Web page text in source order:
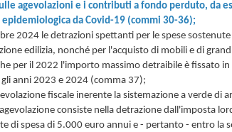
agevolazioni e i contributi a fondo perduto, da
da Covid-19 (commi 30-36);
2024 le detrazioni spettanti per le spese
edilizia, nonché per l'acquisto di mobili e di
per il 2022 l'importo massimo detraibile è fissato
anni 2023 e 2024 (comma 37);
fiscale inerente la sistemazione a verde di
consiste nella detrazione dall'imposta
di spesa di 5.000 euro annui e - pertanto - entro la